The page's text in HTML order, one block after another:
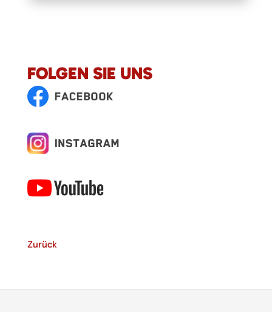
FOLGEN SIE UNS
Zurück